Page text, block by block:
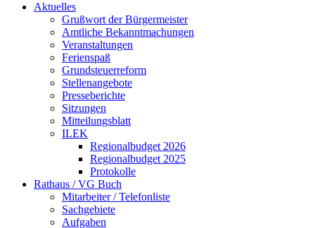
Aktuelles
Grußwort der Bürgermeister
Amtliche Bekanntmachungen
Veranstaltungen
Ferienspaß
Grundsteuerreform
Stellenangebote
Presseberichte
Sitzungen
Mitteilungsblatt
ILEK
Regionalbudget 2026
Regionalbudget 2025
Protokolle
Rathaus / VG Buch
Mitarbeiter / Telefonliste
Sachgebiete
Aufgaben